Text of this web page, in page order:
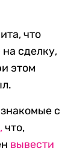
что
сделку,
этом
с
что,
вывести